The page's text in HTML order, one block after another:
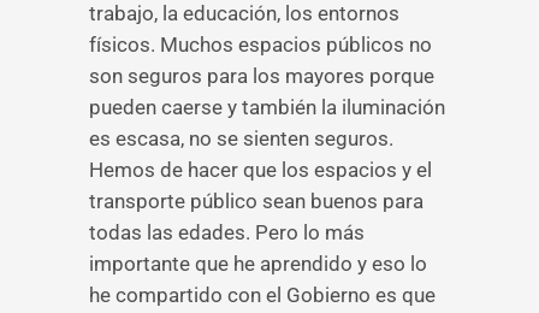
trabajo, la educación, los entornos
físicos. Muchos espacios públicos no
son seguros para los mayores porque
pueden caerse y también la iluminación
es escasa, no se sienten seguros.
Hemos de hacer que los espacios y el
transporte público sean buenos para
todas las edades. Pero lo más
importante que he aprendido y eso lo
he compartido con el Gobierno es que